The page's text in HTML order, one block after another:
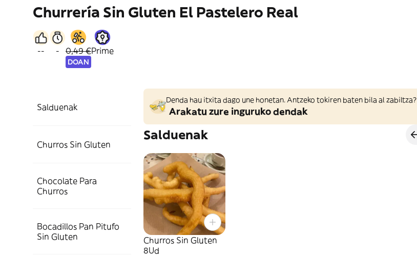
Churrería Sin Gluten El Pastelero Real
-- - 0,49 €
DOAN
Prime
Salduenak
Churros Sin Gluten
Chocolate Para
Churros
Bocadillos Pan Pitufo
Sin Gluten
Denda hau itxita dago une honetan. Antzeko tokiren baten bila al zabiltza?
Arakatu zure inguruko dendak
Salduenak
Churros Sin Gluten
8Ud